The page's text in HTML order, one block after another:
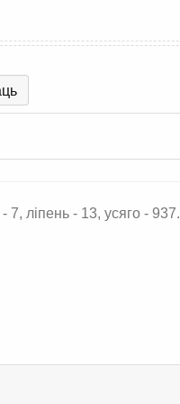
7, ліпень - 13, усяго - 937.